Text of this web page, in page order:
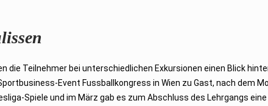
die Teilnehmer bei unterschiedlichen Exkursionen einen Blick
Event Fussballkongress in Wien zu Gast, nach dem
Spiele und im März gab es zum Abschluss des Lehrgangs